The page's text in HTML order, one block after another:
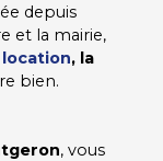
depuis
et la mairie,
location, la
bien.
, vous